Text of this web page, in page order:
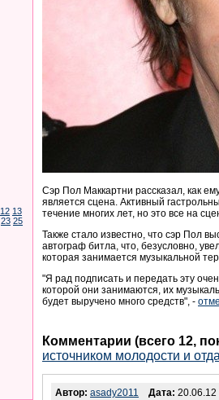
12 13
23 25
Сэр Пол Маккартни рассказал, как
является сцена. Активный
течение многих лет, но это все на
Также стало известно, что сэр Пол
автограф битла, что, безусловно,
которая занимается музыкальной
"Я рад подписать и передать эту
которой они занимаются, их
будет выручено много средств", -
Комментарии (всего 12,
источником молодости и
Автор: asady2011 Дата: 20.06.12